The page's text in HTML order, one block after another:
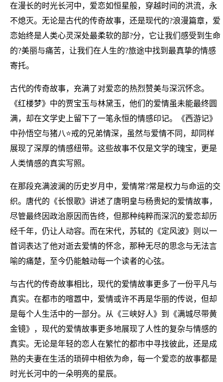
在漫长的时光长河中，爱恋如恒星般，穿越时间的洪流，永
不熄灭。无论是古代的传奇故事，还是现代的?浪漫篇章，爱
恋始终是人类心灵深处最柔软的部?分，它让我们感受到生命
的?美丽与痛苦，让我们在人生的?旅途中找到最真挚的情感
寄托。
古代的传奇故事，充满了对爱恋的热烈赞美与深沉怀念。
《红楼梦》中的贾宝玉与林黛玉，他们的爱情虽未能最终圆
满，却在文学史上留下了一笔永恒的情感印记。《西游记》
中孙悟空与猪八⭐戒的兄弟情深，虽然与爱情不同，却同样
展现了深厚的情感纽带。这些故事不仅是文学的瑰宝，更是
人类情感的真实写照。
在那段充满波澜的历史岁月中，爱情常?常是权力与命运的交
织。唐代的《长恨歌》讲述了唐明皇与杨贵妃的爱情故事，
尽管最终因政治原因而告终，但那种纯粹而深沉的爱恋却历
经千年，仍让人动容。而在宋代，苏轼的《定风波》则以一
首词表达了他对逝去爱情的怀念，那种无尽的思念与无法言
喻的痛楚，至今仍能触动每一个读者的心弦。
与古代的传奇故事相比，现代的爱情故事更多了一份平凡与
真实。在都市的喧嚣中，爱情或许不再是华丽的传说，但却
是每个人生活中的一部分。从《三峡好人》到《满城尽带黄
金镜》，现代的爱情故事更多地展现了人性的复杂与情感的
真实。无论是年轻的恋人在繁忙的都市中寻找彼此，还是成
熟的夫妻在生活的琐碎中相依为命，每一个爱恋的故事都是
时光长河中的一朵明亮的星辰。